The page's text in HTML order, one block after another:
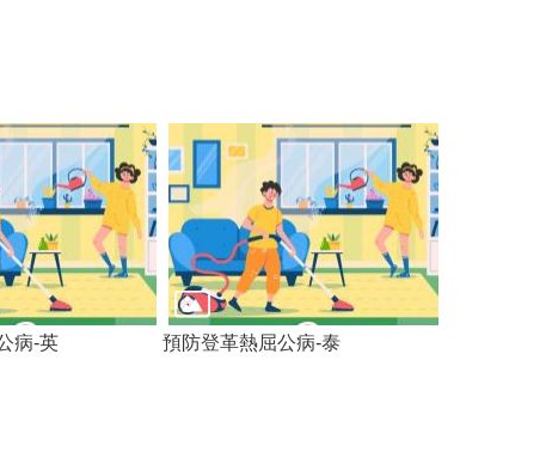
病-英 預防登革熱屈公病-泰